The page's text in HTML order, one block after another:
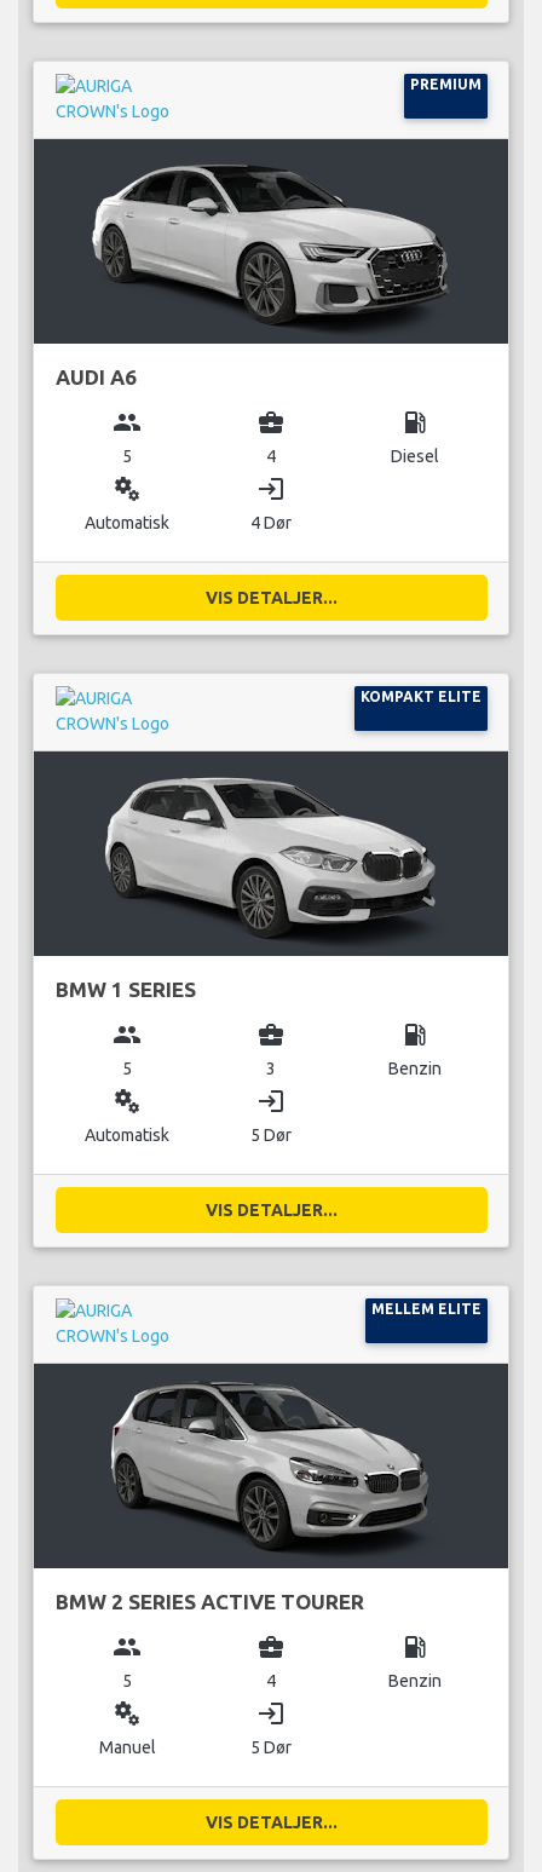
PREMIUM
AUDI A6
group
5
business_center
4
local_gas_station
Diesel
miscellaneous_services
Automatisk
login
4 Dør
VIS DETALJER...
KOMPAKT ELITE
BMW 1 SERIES
group
5
business_center
3
local_gas_station
Benzin
miscellaneous_services
Automatisk
login
5 Dør
VIS DETALJER...
MELLEM ELITE
BMW 2 SERIES ACTIVE TOURER
group
5
business_center
4
local_gas_station
Benzin
miscellaneous_services
Manuel
login
5 Dør
VIS DETALJER...